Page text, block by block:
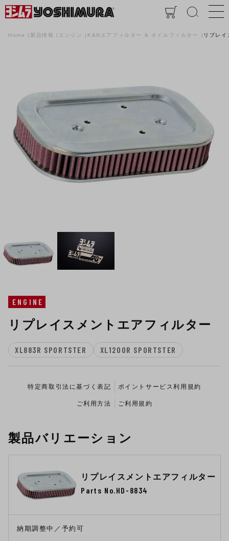
Home 製品情報 エンジン K&Nエアフィルター & オイルフィルター リプレ
ENGINE
リプレイスメントエアフィルター
XL883R SPORTSTER XL1200R SPORTSTER
特定商取引法に基づく表記 ポイントサービス利用規約
ご利用方法 ご利用規約
製品バリエーション
リプレイスメントエアフィルター
Parts No.HD-8834
納期調整中／予約可